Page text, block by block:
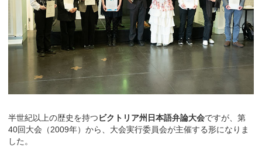
半世紀以上の歴史を持つビクトリア州日本語弁論大会ですが、第
40回大会（2009年）から、大会実行委員会が主催する形になりま
した。